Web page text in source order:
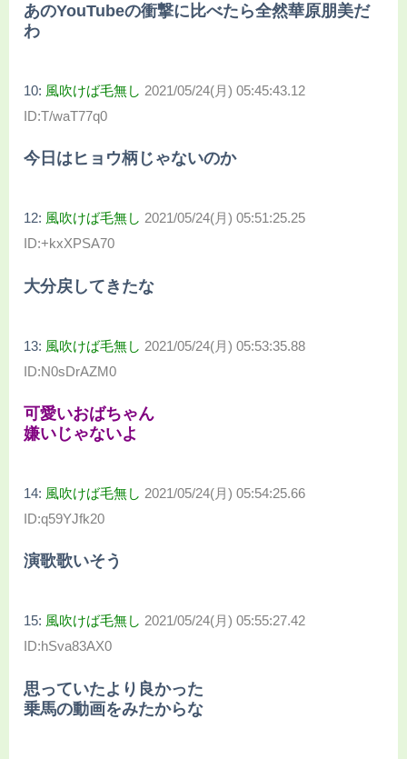
あのYouTubeの衝撃に比べたら全然華原朋美だ
わ
10: 風吹けば毛無し 2021/05/24(月) 05:45:43.12
ID:T/waT77q0
今日はヒョウ柄じゃないのか
12: 風吹けば毛無し 2021/05/24(月) 05:51:25.25
ID:+kxXPSA70
大分戻してきたな
13: 風吹けば毛無し 2021/05/24(月) 05:53:35.88
ID:N0sDrAZM0
可愛いおばちゃん
嫌いじゃないよ
14: 風吹けば毛無し 2021/05/24(月) 05:54:25.66
ID:q59YJfk20
演歌歌いそう
15: 風吹けば毛無し 2021/05/24(月) 05:55:27.42
ID:hSva83AX0
思っていたより良かった
乗馬の動画をみたからな